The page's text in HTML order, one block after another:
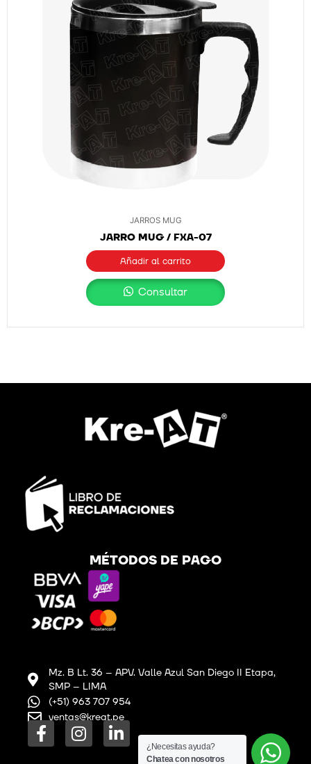
JARROS MUG
JARRO MUG / FXA-07
Añadir al carrito
Consultar
MÉTODOS DE PAGO
Mz. B Lt. 36 – APV. Valle Azul San Diego II Etapa,
SMP – LIMA
(+51) 963 707 954
ventas@kreat.pe
F
a
I
n
L
i
¿Necesitas ayuda?
Chatea con nosotros